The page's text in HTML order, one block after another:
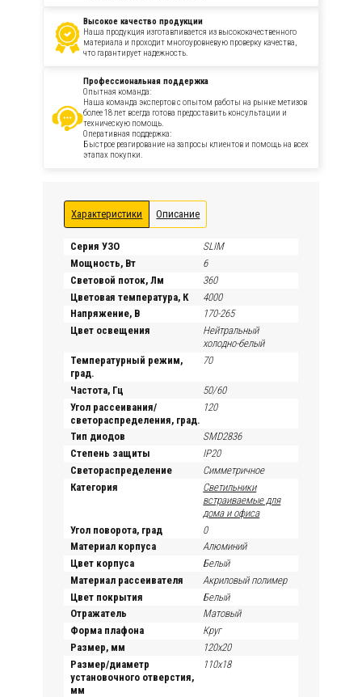
Высокое качество продукции
Наша продукция изготавливается из высококачественного
материала и проходит многоуровневую проверку качества,
что гарантирует надежность.
Профессиональная поддержка
Опытная команда:
Наша команда экспертов с опытом работы на рынке метизов
более 18 лет всегда готова предоставить консультации и
техническую помощь.
Оперативная поддержка:
Быстрое реагирование на запросы клиентов и помощь на всех
этапах покупки.
Характеристики Описание
Серия УЗО
SLIM
Мощность, Вт
6
Световой поток, Лм
360
Цветовая температура, К
4000
Напряжение, В
170-265
Цвет освещения
Нейтральный
холодно-белый
Температурный режим,
град.
70
Частота, Гц
50/60
Угол рассеивания/
светораспределения, град.
120
Тип диодов
SMD2836
Степень защиты
IP20
Светораспределение
Симметричное
Категория
Светильники
встраиваемые для
дома и офиса
Угол поворота, град
0
Материал корпуса
Алюминий
Цвет корпуса
Белый
Материал рассеивателя
Акриловый полимер
Цвет покрытия
Белый
Отражатель
Матовый
Форма плафона
Круг
Размер, мм
120х20
Размер/диаметр
установочного отверстия,
мм
110х18